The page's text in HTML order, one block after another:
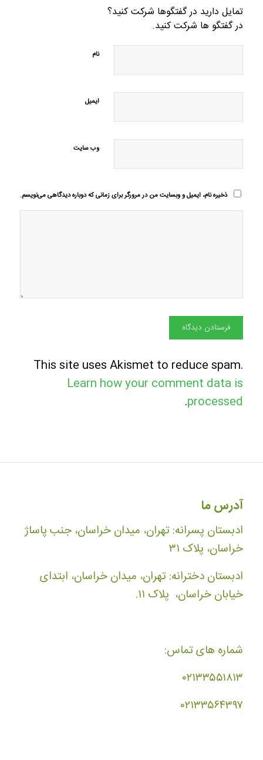
تمایل دارید در گفتگوها شرکت کنید؟
در گفتگو ها شرکت کنید.
نام
ایمیل
وب‌ سایت
ذخیره نام، ایمیل و وبسایت من در مرورگر برای زمانی که دوباره دیدگاهی می‌نویسم.
This site uses Akismet to reduce spam.
Learn how your comment data is
processed
.
آدرس ما
ادبستان پسرانه: تهران، میدان خراسان، جنب پاساژ
خراسان، پلاک ۳۱
ادبستان دخترانه: تهران، میدان خراسان، ابتدای
خیابان خراسان، پلاک ۱۱.
شماره های تماس:
۰۲۱۳۳۵۵۱۸۱۳
۰۲۱۳۳۵۶۴۳۹۷